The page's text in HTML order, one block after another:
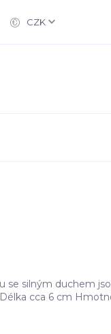
CZK
se silným duchem
cca 6 cm